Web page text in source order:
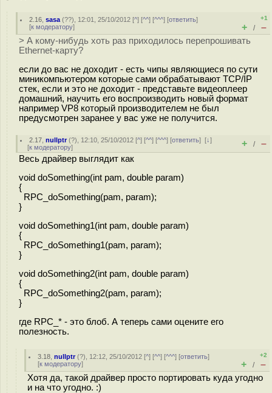
2.16 ,sasa (??), 12:01, 25/10/2012 [^] [^^] [^^^] [ответить]
[к модератору]
+1
+ / –
> А кому-нибудь хоть раз приходилось перепрошивать
Ethernet-карту?
если до вас не доходит - есть чипы являющиеся по сути
миникомпьютером которые сами обрабатывают TCP/IP
стек, если и это не доходит - представьте видеоплеер
домашний, научить его воспроизводить новый формат
например VP8 который производителем не был
предусмотрен заранее у вас уже не получится.
2.17 ,nullptr(?), 12:10, 25/10/2012 [^] [^^] [^^^] [ответить][↓]
[к модератору] + / –
Весь драйвер выглядит как
void doSomething(int pam, double param)
{
RPC_doSomething(pam, param);
}
void doSomething1(int pam, double param)
{
RPC_doSomething1(pam, param);
}
void doSomething2(int pam, double param)
{
RPC_doSomething2(pam, param);
}
где RPC_* - это блоб. А теперь сами оцените его
полезность.
3.18 ,nullptr(?), 12:12, 25/10/2012 [^] [^^] [^^^] [ответить]
[к модератору]
+2
+ / –
Хотя да, такой драйвер просто портировать куда угодно
и на что угодно. :)